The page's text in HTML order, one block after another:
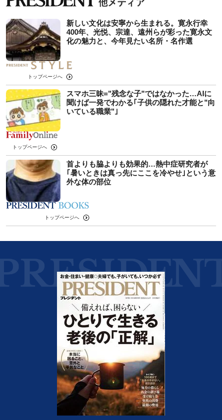
新しい文化は安寧から生まれる。寛永行幸
400年、光悦、宗達、遠州らが彩った寛永文
化の魅力と、今年見たい名所・名作選
トップページへ
スマホ三昧="残念な子"ではなかった…AIに
聞けば一発でわかる｢子供の隠れた才能と"向
いている職業"｣
トップページへ
首よりも脇よりも効果的…熱中症研究者が
｢暑いときは真っ先にここを冷やせ｣という意
外な体の部位
トップページへ